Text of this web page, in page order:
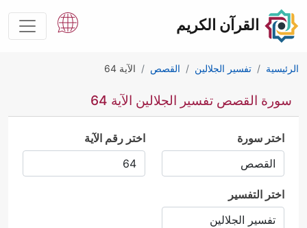
القرآن الكريم
الرئيسية تفسير الجلالين القصص الآية 64
سورة القصص تفسير الجلالين الآية 64
اختر سورة اختر رقم الآية
اختر التفسير